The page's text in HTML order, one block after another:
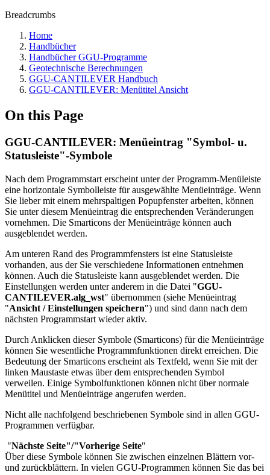
Breadcrumbs
Home
Handbücher
Handbücher GGU-Programme
Geotechnische Berechnungen
GGU-CANTILEVER Handbuch
GGU-CANTILEVER: Menütitel Ansicht
On this Page
GGU-CANTILEVER: Menüeintrag "Symbol- u.
Statusleiste"-Symbole
Nach dem Programmstart erscheint unter der Programm-Menüleiste
eine horizontale Symbolleiste für ausgewählte Menüeinträge. Wenn
Sie lieber mit einem mehrspaltigen Popupfenster arbeiten, können
Sie unter diesem Menüeintrag die entsprechenden Veränderungen
vornehmen. Die Smarticons der Menüeinträge können auch
ausgeblendet werden.
Am unteren Rand des Programmfensters ist eine Statusleiste
vorhanden, aus der Sie verschiedene Informationen entnehmen
können. Auch die Statusleiste kann ausgeblendet werden. Die
Einstellungen werden unter anderem in die Datei "GGU-
CANTILEVER.alg_wst" übernommen (siehe Menüeintrag
"Ansicht / Einstellungen speichern") und sind dann nach dem
nächsten Programmstart wieder aktiv.
Durch Anklicken dieser Symbole (Smarticons) für die Menüeinträge
können Sie wesentliche Programmfunktionen direkt erreichen. Die
Bedeutung der Smarticons erscheint als Textfeld, wenn Sie mit der
linken Maustaste etwas über dem entsprechenden Symbol
verweilen. Einige Symbolfunktionen können nicht über normale
Menütitel und Menüeinträge angerufen werden.
Nicht alle nachfolgend beschriebenen Symbole sind in allen GGU-
Programmen verfügbar.
"Nächste Seite"/"Vorherige Seite"
Über diese Symbole können Sie zwischen einzelnen Blättern vor-
und zurückblättern. In vielen GGU-Programmen können Sie das bei